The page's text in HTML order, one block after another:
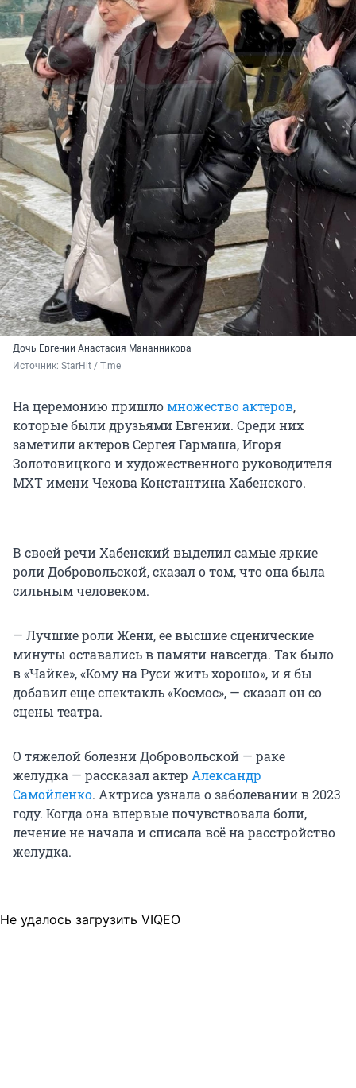
Дочь Евгении Анастасия Мананникова
Источник: StarHit / T.me
На церемонию пришломножество актеров,
которые были друзьями Евгении. Среди них
заметили актеров Сергея Гармаша, Игоря
Золотовицкого и художественного руководителя
МХТ имени Чехова Константина Хабенского.
В своей речи Хабенский выделил самые яркие
роли Добровольской, сказал о том, что она была
сильным человеком.
— Лучшие роли Жени, ее высшие сценические
минуты оставались в памяти навсегда. Так было
в «Чайке», «Кому на Руси жить хорошо», и я бы
добавил еще спектакль «Космос», — сказал он со
сцены театра.
О тяжелой болезни Добровольской — раке
желудка — рассказал актер Александр
Самойленко. Актриса узнала о заболевании в 2023
году. Когда она впервые почувствовала боли,
лечение не начала и списала всё на расстройство
желудка.
Не удалось загрузить VIQEO